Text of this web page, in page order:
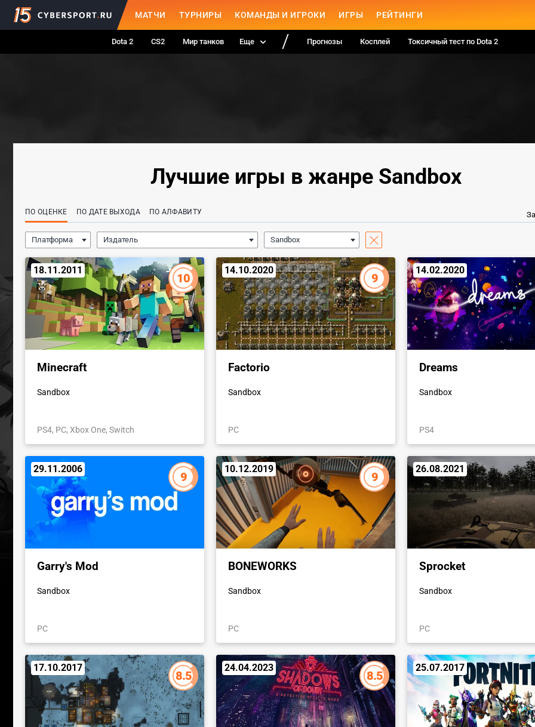
МАТЧИ ТУРНИРЫ КОМАНДЫ И ИГРОКИ ИГРЫ РЕЙТИНГИ
Dota 2 CS2 Мир танков Еще Прогнозы Косплей Токсичный тест по Dota 2
Лучшие игры в жанре Sandbox
ПО ОЦЕНКЕ ПО ДАТЕ ВЫХОДА ПО АЛФАВИТУ
18.11.2011
10
Minecraft
Sandbox
PS4, PC, Xbox One, Switch
14.10.2020
9
Factorio
Sandbox
PC
14.02.2020
Dreams
Sandbox
PS4
29.11.2006
9
Garry's Mod
Sandbox
PC
10.12.2019
9
BONEWORKS
Sandbox
PC
26.08.2021
Sprocket
Sandbox
PC
17.10.2017
8.5
24.04.2023
8.5
25.07.2017